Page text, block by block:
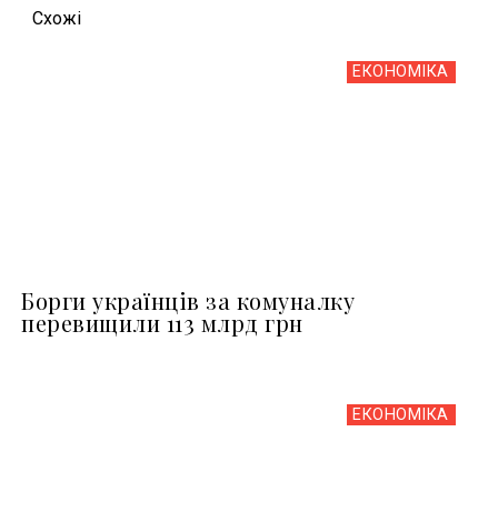
Схожi
ЕКОНОМІКА
Борги українців за комуналку
перевищили 113 млрд грн
ЕКОНОМІКА